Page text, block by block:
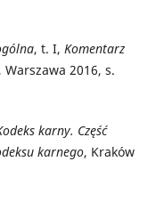
, t. I, Komentarz
2016, s.
karny. Część
karnego, Kraków